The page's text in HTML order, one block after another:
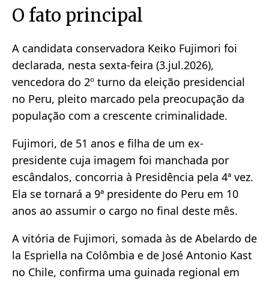
O fato principal
A candidata conservadora Keiko Fujimori foi
declarada, nesta sexta-feira (3.jul.2026),
vencedora do 2º turno da eleição presidencial
no Peru, pleito marcado pela preocupação da
população com a crescente criminalidade.
Fujimori, de 51 anos e filha de um ex-
presidente cuja imagem foi manchada por
escândalos, concorria à Presidência pela 4ª vez.
Ela se tornará a 9ª presidente do Peru em 10
anos ao assumir o cargo no final deste mês.
A vitória de Fujimori, somada às de Abelardo de
la Espriella na Colômbia e de José Antonio Kast
no Chile, confirma uma guinada regional em